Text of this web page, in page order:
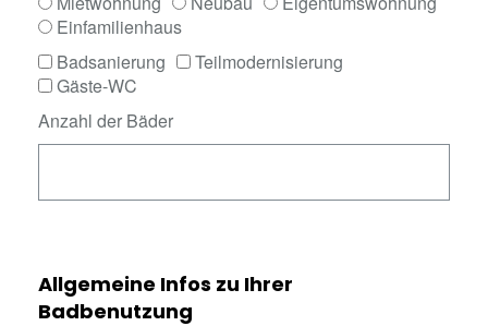
Einfamilienhaus
Badsanierung
Teilmodernisierung
Gäste-WC
Anzahl der Bäder
Allgemeine Infos zu Ihrer
Badbenutzung